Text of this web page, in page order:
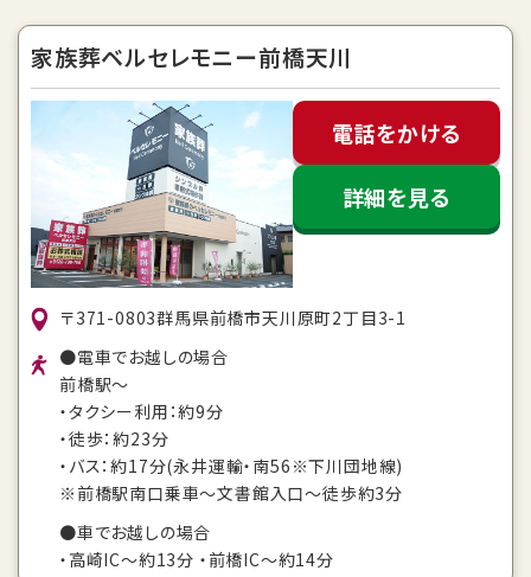
家族葬ベルセレモニー前橋天川
電話をかける
詳細を見る
〒371-0803群馬県前橋市天川原町2丁目3-1
●電車でお越しの場合
前橋駅～
・タクシー利用：約9分
・徒歩：約23分
・バス：約17分(永井運輸・南56※下川団地線)
※前橋駅南口乗車～文書館入口～徒歩約3分
●車でお越しの場合
・高崎IC～約13分 ・前橋IC～約14分